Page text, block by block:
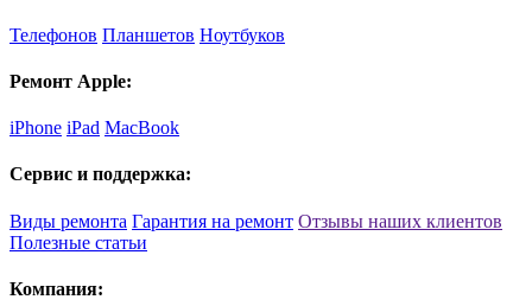
Телефонов Планшетов Ноутбуков
Ремонт Apple:
iPhone iPad MacBook
Сервис и поддержка:
Виды ремонта Гарантия на ремонт Отзывы наших клиентов
Полезные статьи
Компания: